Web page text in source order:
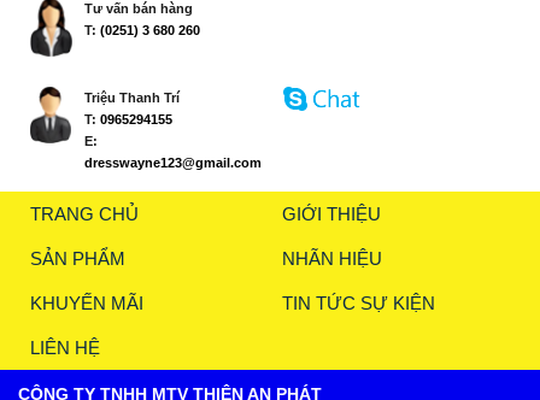
Tư vấn bán hàng
T: (0251) 3 680 260
Triệu Thanh Trí
T: 0965294155
E:
dresswayne123@gmail.com
TRANG CHỦ GIỚI THIỆU
SẢN PHẨM NHÃN HIỆU
KHUYẾN MÃI TIN TỨC SỰ KIỆN
LIÊN HỆ
CÔNG TY TNHH MTV THIỆN AN PHÁT